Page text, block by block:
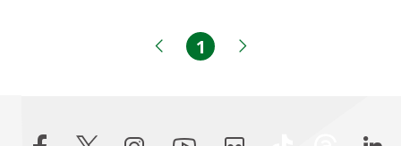
Página anterior
Página
1